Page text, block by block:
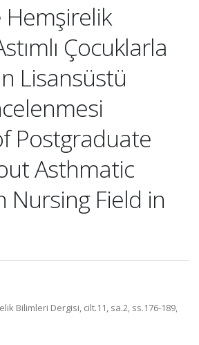
Çocuklarla
Lisansüstü
Postgraduate
Asthmatic
Nursing Field in
Bilimleri Dergisi, cilt.11, sa.2, ss.176-189,